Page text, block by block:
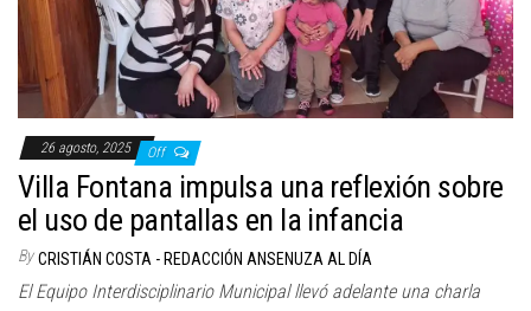
26 agosto, 2025 Off
Villa Fontana impulsa una reflexión sobre
el uso de pantallas en la infancia
By CRISTIÁN COSTA - REDACCIÓN ANSENUZA AL DÍA
El Equipo Interdisciplinario Municipal llevó adelante una charla